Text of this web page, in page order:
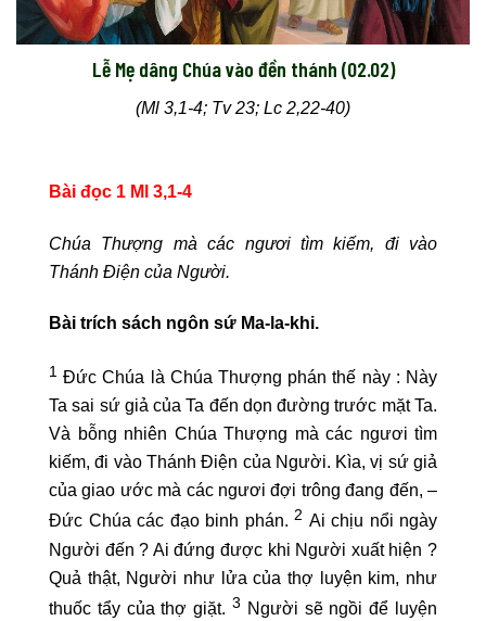
Lễ Mẹ dâng Chúa vào đền thánh (02.02)
(Ml 3,1-4; Tv 23; Lc 2,22-40)
Bài đọc 1 Ml 3,1-4
Chúa Thượng mà các ngươi tìm kiếm, đi vào
Thánh Điện của Người.
Bài trích sách ngôn sứ Ma-la-khi.
1 Đức Chúa là Chúa Thượng phán thế này : Này
Ta sai sứ giả của Ta đến dọn đường trước mặt Ta.
Và bỗng nhiên Chúa Thượng mà các ngươi tìm
kiếm, đi vào Thánh Điện của Người. Kìa, vị sứ giả
của giao ước mà các ngươi đợi trông đang đến, –
Đức Chúa các đạo binh phán. 2 Ai chịu nổi ngày
Người đến ? Ai đứng được khi Người xuất hiện ?
Quả thật, Người như lửa của thợ luyện kim, như
thuốc tẩy của thợ giặt. 3 Người sẽ ngồi để luyện